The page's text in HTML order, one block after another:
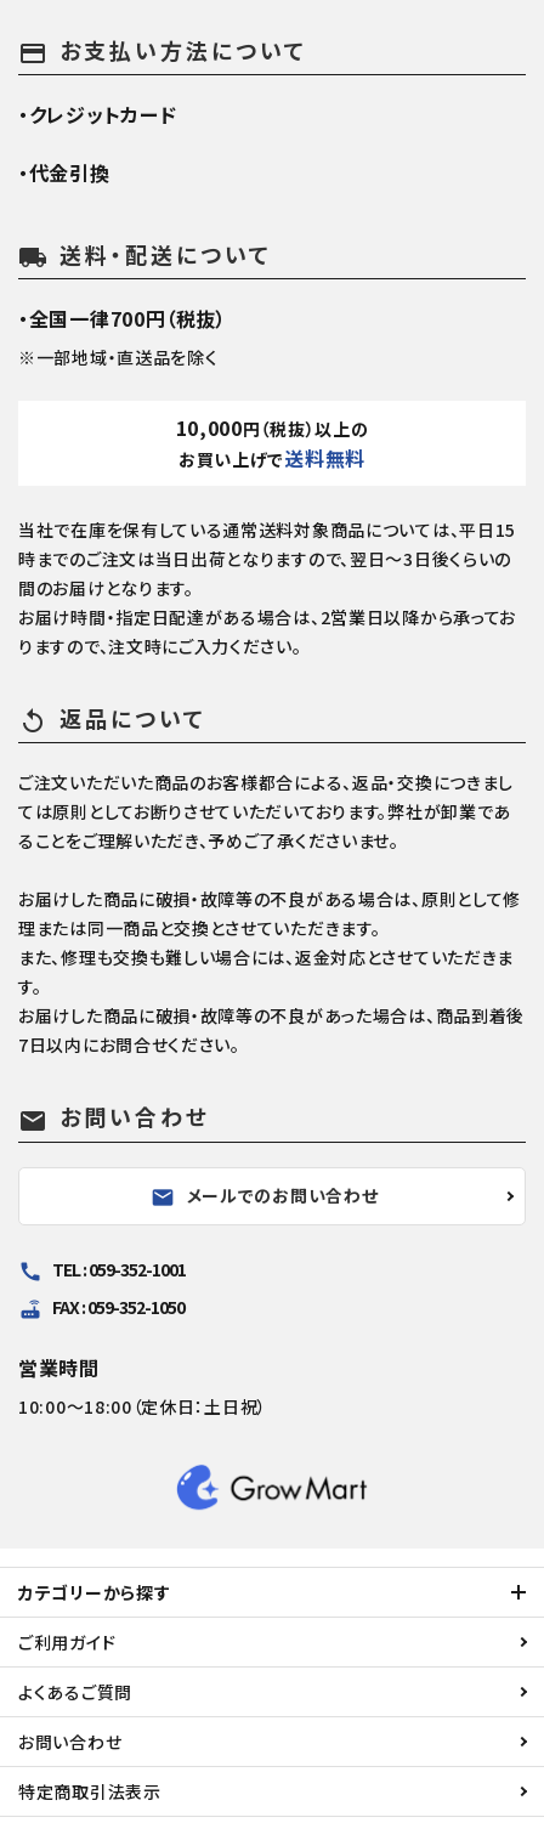
payment お支払い方法について
・クレジットカード
・代金引換
local_shipping 送料・配送について
・全国一律700円（税抜）
※一部地域・直送品を除く
10,000円（税抜）以上の
お買い上げで送料無料
当社で在庫を保有している通常送料対象商品については、平日15
時までのご注文は当日出荷となりますので、翌日～3日後くらいの
間のお届けとなります。
お届け時間・指定日配達がある場合は、2営業日以降から承ってお
りますので、注文時にご入力ください。
replay 返品について
ご注文いただいた商品のお客様都合による、返品・交換につきまし
ては原則としてお断りさせていただいております。弊社が卸業であ
ることをご理解いただき、予めご了承くださいませ。
お届けした商品に破損・故障等の不良がある場合は、原則として修
理または同一商品と交換とさせていただきます。
また、修理も交換も難しい場合には、返金対応とさせていただきま
す。
お届けした商品に破損・故障等の不良があった場合は、商品到着後
7日以内にお問合せください。
mail お問い合わせ
mail メールでのお問い合わせ
call TEL : 059-352-1001
router FAX : 059-352-1050
営業時間
10:00～18:00（定休日：土日祝）
カテゴリーから探す
ご利用ガイド
よくあるご質問
お問い合わせ
特定商取引法表示